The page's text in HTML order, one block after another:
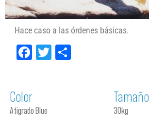
Hace caso a las órdenes básicas.
Facebook
Twitter
Color
Atigrado Blue
Tamaño
30kg